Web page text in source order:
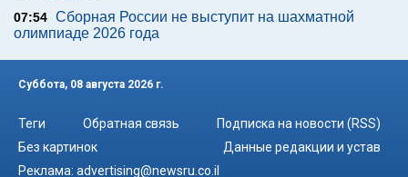
07:54 Сборная России не выступит на шахматной
олимпиаде 2026 года
Суббота, 08 августа 2026 г.
Теги Обратная связь
Подписка на новости (RSS)
Без картинок
Данные редакции и устав
Реклама: advertising@newsru.co.il